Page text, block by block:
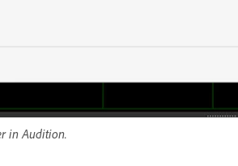
in Audition.